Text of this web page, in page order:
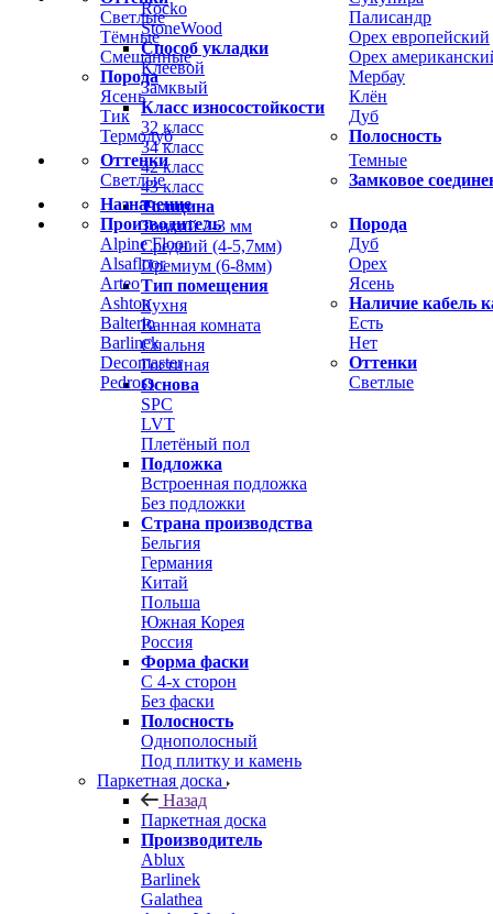
Светлые
Тёмные
Смешанные
Порода
Ясень
Тик
Термодуб
Палисандр
Орех европейский
Орех
Мербау
Клён
Дуб
Полосность
Оттенки
Светлые
Темные
Замковое
Назначение
Производитель
Alpine Floor
Alsafloor
Arteo
Ashton
Balterio
Barlinek
Decomaster
Pedross
Порода
Дуб
Орех
Ясень
Наличие кабель
Есть
Нет
Оттенки
Светлые
Rocko
StoneWood
Способ укладки
Клеевой
Замквый
Класс износостойкости
32 класс
34 класс
42 класс
43 класс
Толщина
Тонкий 2-3 мм
Средний (4-5,7мм)
Премиум (6-8мм)
Тип помещения
Кухня
Ванная комната
Спальня
Гостиная
Основа
SPC
LVT
Плетёный пол
Подложка
Встроенная подложка
Без подложки
Страна производства
Бельгия
Германия
Китай
Польша
Южная Корея
Россия
Форма фаски
С 4-х сторон
Без фаски
Полосность
Однополосный
Под плитку и камень
Паркетная доска
Назад
Паркетная доска
Производитель
Ablux
Barlinek
Galathea